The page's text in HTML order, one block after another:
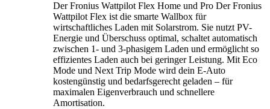
Der Fronius Wattpilot Flex Home und Pro Der Fronius
Wattpilot Flex ist die smarte Wallbox für
wirtschaftliches Laden mit Solarstrom. Sie nutzt PV-
Energie und Überschuss optimal, schaltet automatisch
zwischen 1- und 3-phasigem Laden und ermöglicht so
effizientes Laden auch bei geringer Leistung. Mit Eco
Mode und Next Trip Mode wird dein E-Auto
kostengünstig und bedarfsgerecht geladen – für
maximalen Eigenverbrauch und schnellere
Amortisation.